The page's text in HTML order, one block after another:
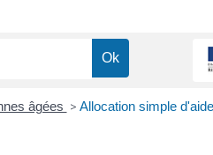
âgées > Allocation simple